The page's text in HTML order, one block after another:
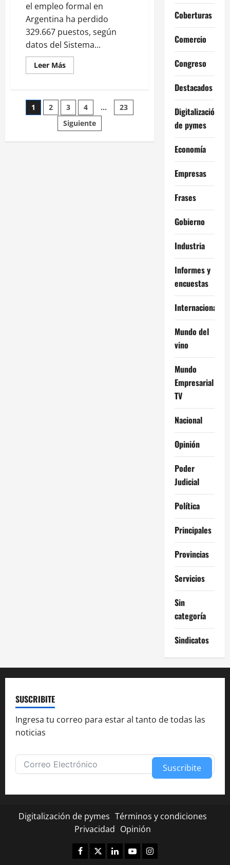
el empleo formal en
Argentina ha perdido
329.667 puestos, según
datos del Sistema...
Leer MásLeer
más
formal
pierde
330.000
puestos
y
no
Paginación
1 2 3 4 …
23
Siguiente
Coberturas
Comercio
Congreso
Destacados
Digitalización
de pymes
Economía
Empresas
Frases
Gobierno
Industria
Informes y
encuestas
Internacional
Mundo del
vino
Mundo
Empresarial
TV
Nacional
Opinión
Poder
Judicial
Política
Principales
Provincias
Servicios
Sin
categoría
Sindicatos
SUSCRIBITE
Ingresa tu correo para estar al tanto de todas las
noticias
Suscribite
Digitalización de pymes Términos y condiciones
Privacidad Opinión
Facebook
TwitterLinkedinYoutubeInstagram